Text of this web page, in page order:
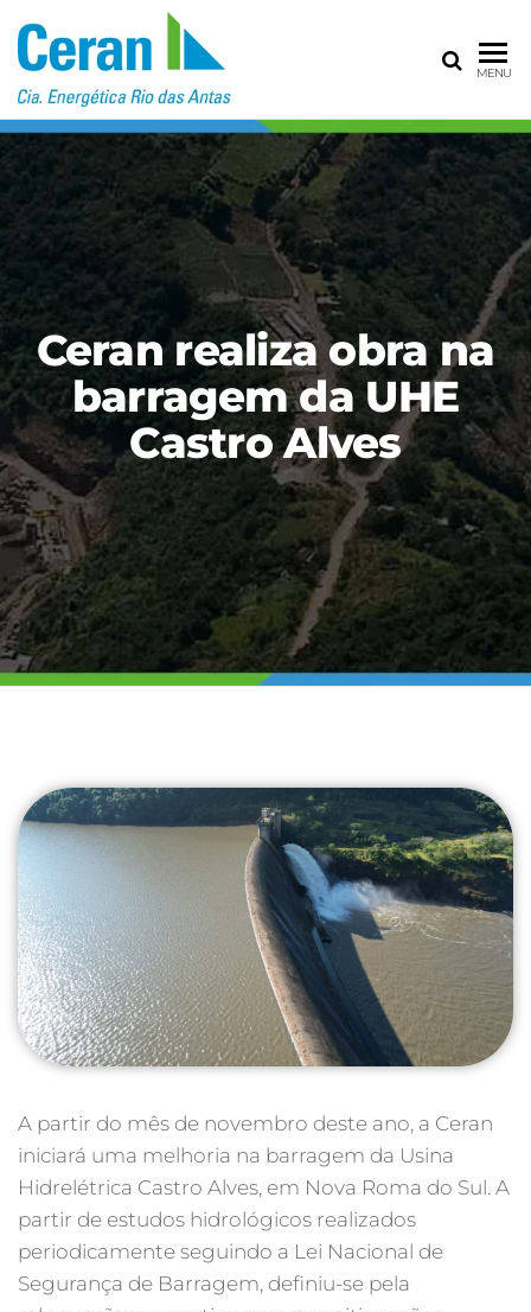
CERAN – CIA
ENERGÉTICA
RIO DAS
ANTAS
MENU
Ceran realiza obra na
barragem da UHE
Castro Alves
A partir do mês de novembro deste ano, a Ceran
iniciará uma melhoria na barragem da Usina
Hidrelétrica Castro Alves, em Nova Roma do Sul. A
partir de estudos hidrológicos realizados
periodicamente seguindo a Lei Nacional de
Segurança de Barragem, definiu-se pela